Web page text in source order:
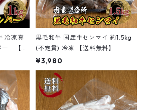
ー 【送
黒毛和牛 国産牛センマイ 約1.5kg
(不定貫) 冷凍 【送料無料】
¥3,980